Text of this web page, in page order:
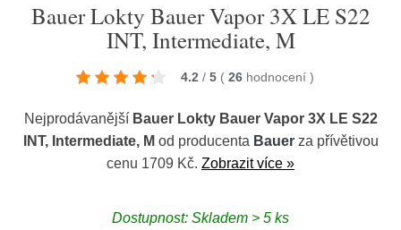
Bauer Lokty Bauer Vapor 3X LE S22
INT, Intermediate, M
4.2 / 5 ( 26 hodnocení )
Nejprodávanější Bauer Lokty Bauer Vapor 3X LE S22
INT, Intermediate, M od producenta Bauerza přívětivou
cenu 1709 Kč. Zobrazit více »
Dostupnost: Skladem > 5 ks